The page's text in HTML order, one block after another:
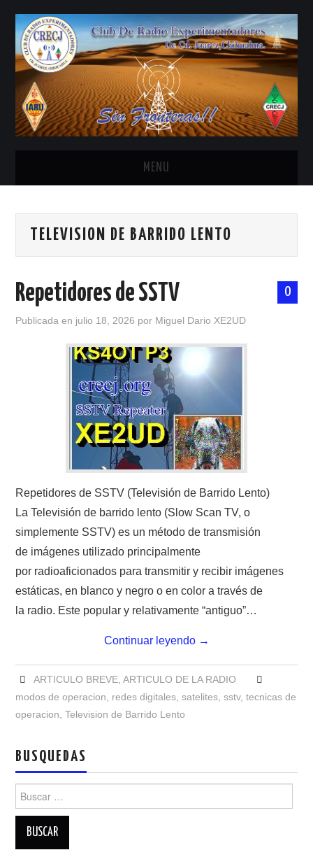
MENU
ANTENAS Y ACCESORIOS
BANDA CIVIL
CONTACTO
HISTORIA DE LA RADIO
IMÁGENES CRECJ
LA PULGA MERCANTE
LITERATURA DE LA RADIO
MODOS DIGITALES
MORSE CW APRENDE Y MAS
PATROCINADORES
PLAN DE BANDAS DE
PROMOCIÓN DE LA RADIO AFICIÓN
PROPAGACIÓN
TELEVISION DE BARRIDO LENTO
0
Repetidores de SSTV
Publicada en julio 18, 2026 por Miguel Dario XE2UD
Repetidores de SSTV (Televisión de Barrido Lento)
La Televisión de barrido lento (Slow Scan TV, o
simplemente SSTV) es un método de transmisión
de imágenes utilizado principalmente
por radioaficionados para transmitir y recibir imágenes
estáticas, en blanco y negro o en color a través de
la radio. Este popular y relativamente “antiguo”…
Continuar leyendo →
ARTICULO BREVE, ARTICULO DE LA RADIO
modos de operacion, redes digitales,satelites,sstv,tecnicas de
operacion,Television de Barrido Lento
BUSQUEDAS
Buscar: